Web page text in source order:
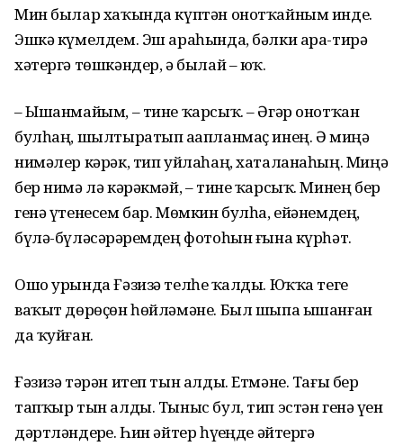
Мин былар хаҡында күптән онотҡайным инде.
Эшкә күмелдем. Эш араһында, бәлки ара-тирә
хәтергә төшкәндер, ә былай – юҡ.
– Ышанмайым, – тине ҡарсыҡ. – Әгәр онотҡан
булһаң, шылтыратып аҙапланмаҫ инең. Ә миңә
нимәлер кәрәк, тип уйлаһаң, хаталанаһың. Миңә
бер нимә лә кәрәкмәй, – тине ҡарсыҡ. Минең бер
генә үтенесем бар. Мөмкин булһа, ейәнемдең,
бүлә-бүләсәрҙәремдең фотоһын ғына күрһәт.
Ошо урында Ғәзизә телһеҙ ҡалды. Юҡҡа теге
ваҡыт дөрөҫөн һөйләмәне. Был шыпа ышанған
да ҡуйған.
Ғәзизә тәрән итеп тын алды. Етмәне. Тағы бер
тапҡыр тын алды. Тыныс бул, тип эстән генә үҙен
дәртләндерҙе. Һин әйтер һүҙеңде әйтергә